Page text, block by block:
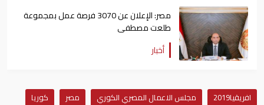
مصر: الإعلان عن 3070 فرصة عمل بمجموعة
طلعت مصطفى
أخبار
افريقيا2019 مجلس الاعمال المصري الكوري مصر
كوريا